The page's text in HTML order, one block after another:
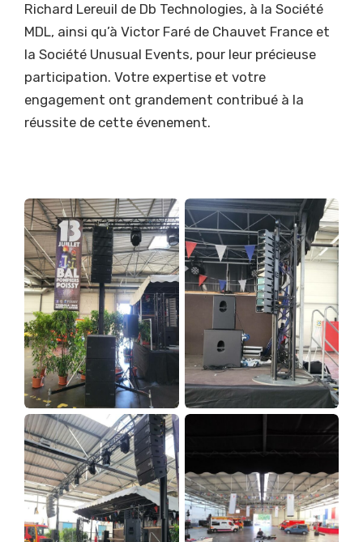
Richard Lereuil de Db Technologies, à la Société
MDL, ainsi qu’à Victor Faré de Chauvet France et
la Société Unusual Events, pour leur précieuse
participation. Votre expertise et votre
engagement ont grandement contribué à la
réussite de cette évenement.